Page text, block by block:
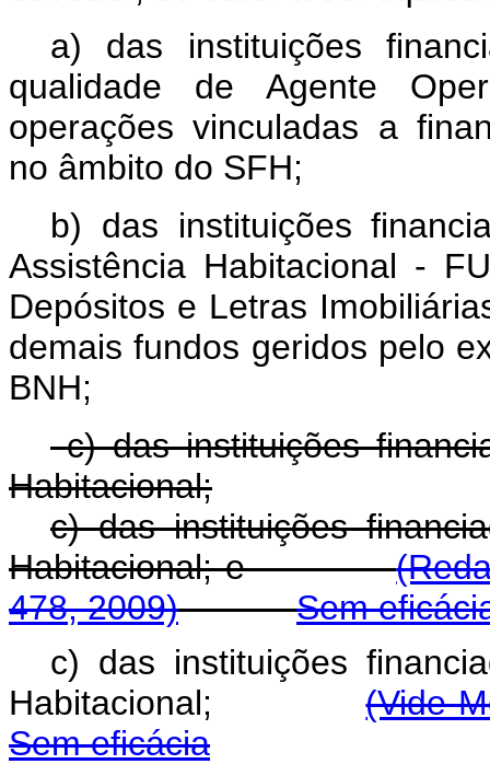
a) das instituições
qualidade de Agente
operações vinculadas a
no âmbito do SFH;
b) das instituições
Assistência Habitacional -
Depósitos e Letras
demais fundos geridos pelo
BNH;
c) das instituições
Habitacional;
c) das instituições
Habitacional; e
478, 2009)
Sem
c) das instituições
Habitacional;(Vide
Sem eficácia